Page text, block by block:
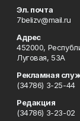
Эл. почта
7belizv@mail.ru
Адрес
452000,
Луговая, 53А
Рекламная
(34786) 3-25-44
Редакция
(34786) 3-23-02